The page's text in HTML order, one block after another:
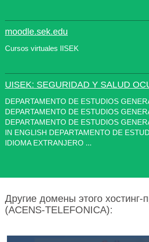
moodle.sek.edu
Cursos virtuales IISEK
UISEK: SEGURIDAD Y SALUD
DEPARTAMENTO DE ESTUDIOS
DEPARTAMENTO DE ESTUDIOS
DEPARTAMENTO DE ESTUDIOS
IN ENGLISH DEPARTAMENTO DE
IDIOMA EXTRANJERO ...
Другие домены этого хостинг-
(ACENS-TELEFONICA):